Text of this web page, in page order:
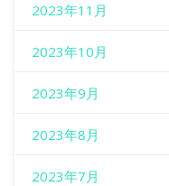
2023年11月
2023年10月
2023年9月
2023年8月
2023年7月